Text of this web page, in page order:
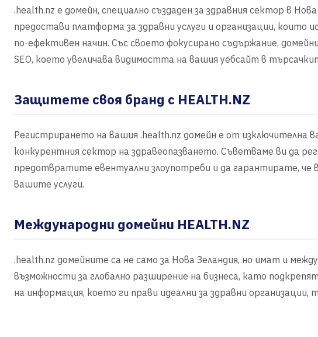
.health.nz е домейн, специално създаден за здравния сектор в
предостави платформа за здравни услуги и организации,
по-ефективен начин. Със своето фокусирано съдържание,
SEO, което увеличава видимостта на вашия уебсайт в
Защитете своя бранд с HEALTH.NZ
Регистрирането на вашия .health.nz домейн е от
конкурентния сектор на здравеопазването. Съветваме ви да
предотвратите евентуални злоупотреби и да гарантирате,
вашите услуги.
Международни домейни HEALTH.NZ
.health.nz домейните са не само за Нова Зеландия, но имат и
възможности за глобално разширение на бизнеса, като
на информация, което ги прави идеални за здравни организации,